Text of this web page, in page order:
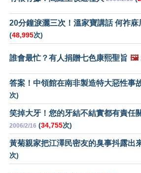
20分鐘淚灑三次！溫家寶講話 何祚庥
(48,995次)
誰會最忙？有人捐贈七色康熙聖旨 🖼️
答案！中領館在南非製造特大惡性事
次)
笑掉大牙！您的牙結不結實都有責任
2006/2/16 (34,755次)
黃菊親家把江澤民密友的臭事抖露出
次)